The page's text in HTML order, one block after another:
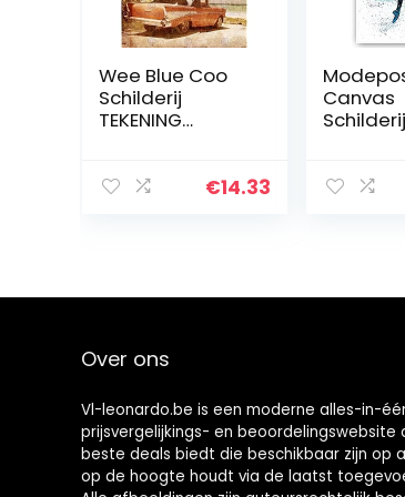
Wee Blue Coo
Schilderij
TEKENING
STRAND ART€14.33
Canvas
Schilderij
Over ons
Vl-leonardo.be is een moderne alles-in-
prijsvergelijkings- en beoordelingswebsite
beste deals biedt die beschikbaar zijn op
op de hoogte houdt via de laatst